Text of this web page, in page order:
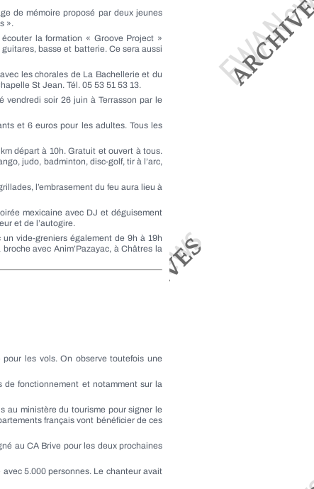
de mémoire proposé par deux jeunes
».
la formation « Groove Project »
basse et batterie. Ce sera aussi
les chorales de La Bachellerie et du
St Jean. Tél. 05 53 51 53 13.
vendredi soir 26 juin à Terrasson par le
et 6 euros pour les adultes. Tous les
départ à 10h. Gratuit et ouvert à tous.
judo, badminton, disc-golf, tir à l’arc,
l’embrasement du feu aura lieu à
mexicaine avec DJ et déguisement
et de l’autogire.
vide-greniers également de 9h à 19h
avec Anim’Pazayac, à Châtres la
les vols. On observe toutefois une
fonctionnement et notamment sur la
au ministère du tourisme pour signer le
français vont bénéficier de ces
au CA Brive pour les deux prochaines
5.000 personnes. Le chanteur avait